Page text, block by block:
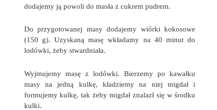
dodajemy ją powoli do masła z cukrem pudrem.
Do przygotowanej masy dodajemy wiórki kokosowe
(150 g). Uzyskaną masę wkładamy na 40 minut do
lodówki, żeby stwardniała.
Wyjmujemy masę z lodówki. Bierzemy po kawałku
masy na jedną kulkę, kładziemy na niej migdał i
formujemy kulkę, tak żeby migdał znalazł się w środku
kulki.